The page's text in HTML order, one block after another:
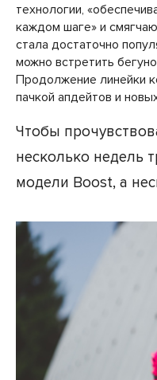
Питание
Экипировка
Женщинам
технологии,
каждом шаге» и
стала достаточно
можно встретить
Продолжение линейки
пачкой апдейтов и
Чтобы
несколько недель
модели Boost, а